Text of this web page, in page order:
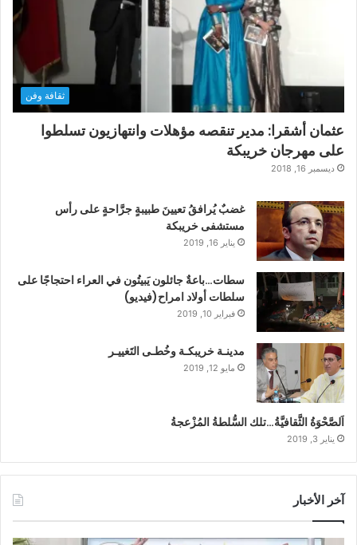
ثقافة وفن
عثمان أشقرا: مدير تنقصه مؤهلات وانتهازيون تسلطوا
على مهرجان خريبكة
ديسمبر 16, 2018
غضبٌ يُرافقُ تعيينَ طبيبةٍ جرَّاحةٍ على رأس
مستشفى خريبكة
يناير 16, 2019
سطات…باعةٌ جائلون يَبيتُون في العراء احتجاجًا على
سلطات أولاد امراح(فيديو)
فبراير 10, 2019
مدينـة خريبكـة وخُطـى التَغييـر
مايو 12, 2019
اَلصَّحْوَةُ الثَّقافيَّةُ…تلك السُّلطةُ المُزْعجةُ
يناير 3, 2019
آخر الأخبار